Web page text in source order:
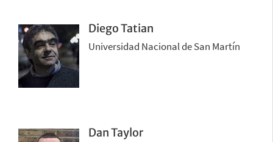
Diego Tatian
Universidad Nacional de San Martín
Dan Taylor